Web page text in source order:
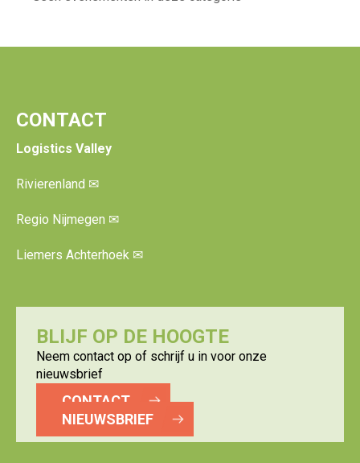
CONTACT
Logistics Valley
Rivierenland ✉
Regio Nijmegen ✉
Liemers Achterhoek ✉
BLIJF OP DE HOOGTE
Neem contact op of schrijf u in voor onze
nieuwsbrief
CONTACT
NIEUWSBRIEF